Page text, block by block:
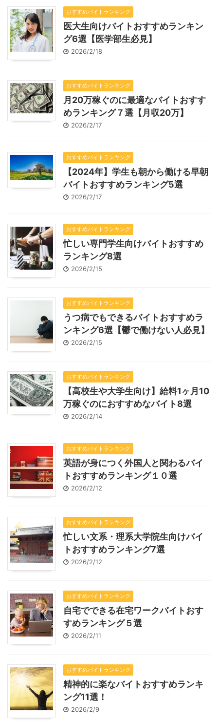
おすすめバイトランキング
医大生向けバイトおすすめランキン
グ6選【医学部生必見】
2026/2/18
おすすめバイトランキング
月20万稼ぐのに最適なバイトおすす
めランキング７選【月収20万】
2026/2/17
おすすめバイトランキング
【2024年】学生も朝から働ける早朝
バイトおすすめランキング5選
2026/2/17
おすすめバイトランキング
忙しい専門学生向けバイトおすすめ
ランキング8選
2026/2/15
おすすめバイトランキング
うつ病でもできるバイトおすすめラ
ンキング6選【鬱で働けない人必見】
2026/2/15
おすすめバイトランキング
【高校生や大学生向け】給料1ヶ月10
万稼ぐのにおすすめなバイト8選
2026/2/14
おすすめバイトランキング
英語が身につく外国人と関わるバイ
トおすすめランキング１０選
2026/2/12
おすすめバイトランキング
忙しい文系・理系大学院生向けバイ
トおすすめランキング7選
2026/2/12
おすすめバイトランキング
自宅でできる在宅ワークバイトおす
すめランキング５選
2026/2/11
おすすめバイトランキング
精神的に楽なバイトおすすめランキ
ング11選！
2026/2/9